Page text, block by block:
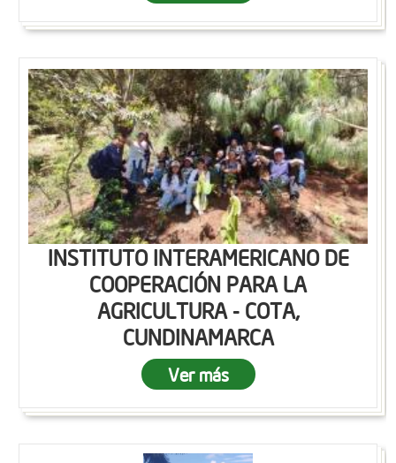
INSTITUTO INTERAMERICANO DE
COOPERACIÓN PARA LA
AGRICULTURA - COTA,
CUNDINAMARCA
Ver más